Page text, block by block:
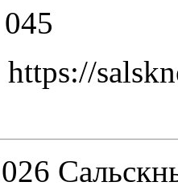
https://